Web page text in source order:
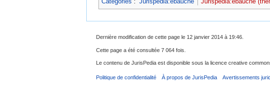
Dernière modification de cette page le 12 janvier 2014 à 19:46.
Cette page a été consultée 7 064 fois.
Le contenu de JurisPedia est disponible sous la licence creative
Politique de confidentialité À propos de JurisPedia Avertissements